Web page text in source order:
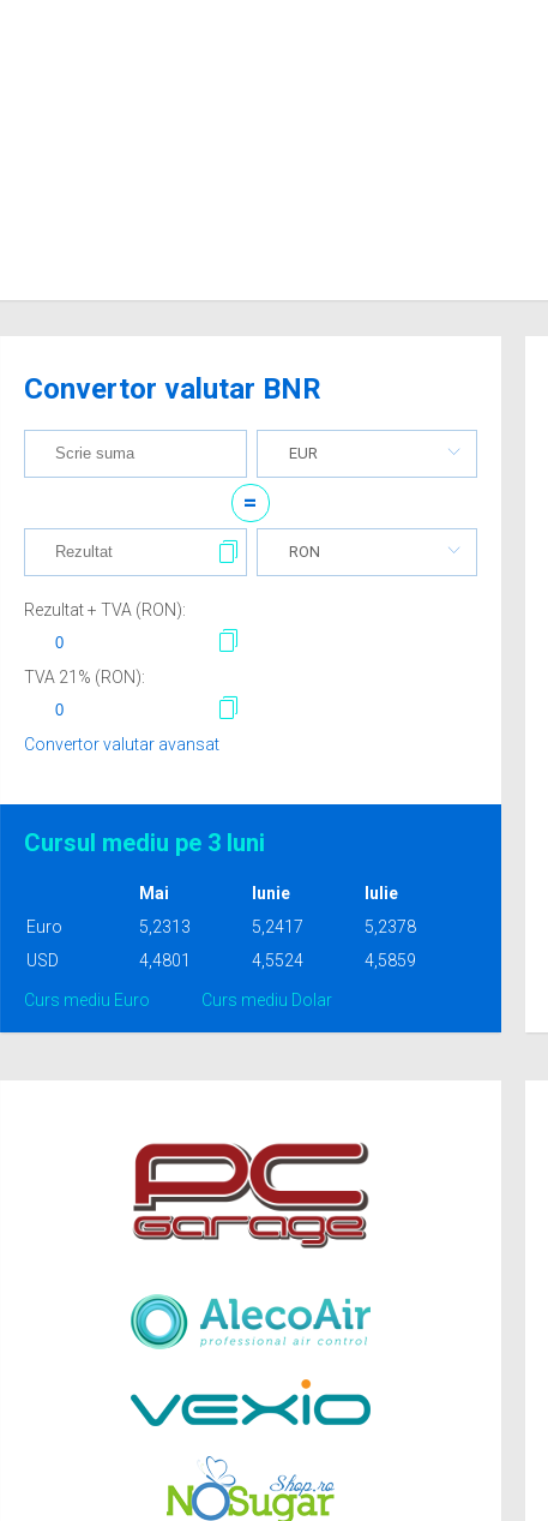
Convertor valutar BNR
EUR
=
RON
Rezultat + TVA (RON):
TVA 21 % (RON):
Convertor valutar avansat
Cursul mediu pe 3 luni
Mai Iunie
Iulie
Euro
5,2313 5,2417
5,2378
USD
4,4801 4,5524 4,5859
Curs mediu Euro Curs mediu Dolar